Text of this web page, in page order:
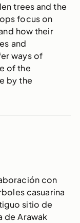
trees and the
focus on
how their
and
ways of
of the
by the
con
casuarina
sitio de
de Arawak